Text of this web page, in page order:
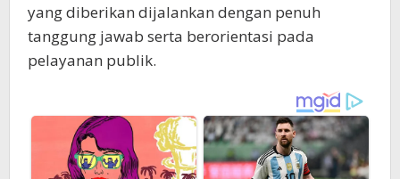
yang diberikan dijalankan dengan penuh
tanggung jawab serta berorientasi pada
pelayanan publik.